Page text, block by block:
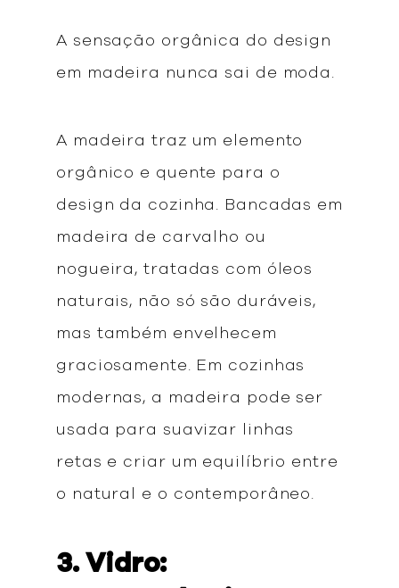
A sensação orgânica do design
em madeira nunca sai de moda.
A madeira traz um elemento
orgânico e quente para o
design da cozinha. Bancadas em
madeira de carvalho ou
nogueira, tratadas com óleos
naturais, não só são duráveis,
mas também envelhecem
graciosamente. Em cozinhas
modernas, a madeira pode ser
usada para suavizar linhas
retas e criar um equilíbrio entre
o natural e o contemporâneo.
3. Vidro: